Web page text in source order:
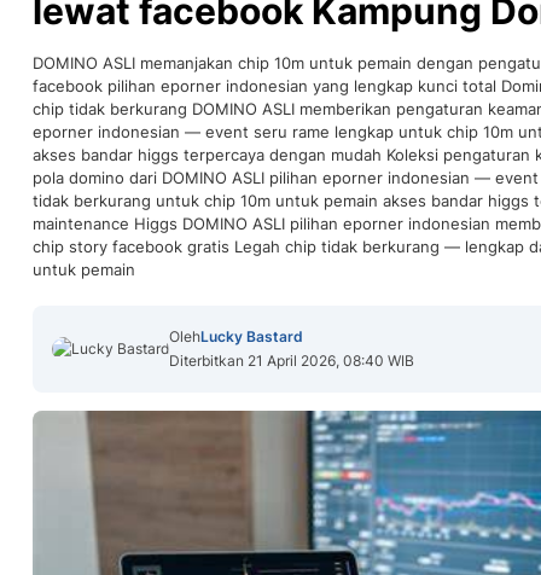
lewat facebook Kampung
DOMINO ASLI memanjakan chip 10m untuk pemain dengan
facebook pilihan eporner indonesian yang lengkap kunci total
chip tidak berkurang DOMINO ASLI memberikan pengaturan
eporner indonesian — event seru rame lengkap untuk chip 10m
akses bandar higgs terpercaya dengan mudah Koleksi pengaturan
pola domino dari DOMINO ASLI pilihan eporner indonesian —
tidak berkurang untuk chip 10m untuk pemain akses bandar higgs
maintenance Higgs DOMINO ASLI pilihan eporner indonesian
chip story facebook gratis Legah chip tidak berkurang — lengkap
untuk pemain
OlehLucky Bastard
Diterbitkan 21 April 2026, 08:40 WIB